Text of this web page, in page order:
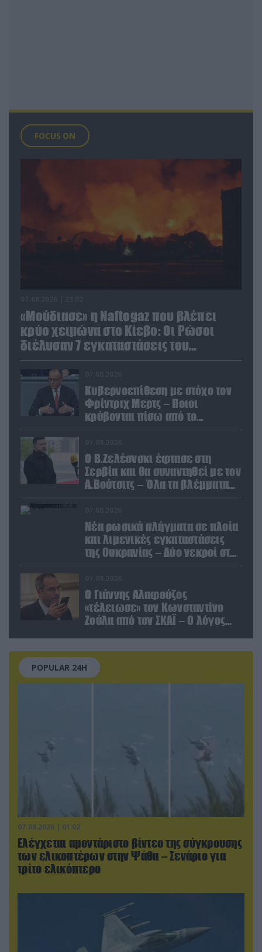
FOCUS ON
«Μούδιασε» η Naftogaz που βλέπει
κρύο χειμώνα στο Κίεβο: Οι Ρώσοι
διέλυσαν 7 εγκαταστάσεις του
ουκρανικού κολοσσού!
Κυβερνοεπίθεση με στόχο τον
Φρίντριχ Μερτς – Ποιοι
κρύβονται πίσω από το
παραποιημένο βίντεο
Ο Β.Ζελέσνσκι έφτασε στη
Σερβία και θα συναντηθεί με τον
Α.Βούτσιτς – Όλα τα βλέμματα
στις σχέσεις με τη Ρωσία
Νέα ρωσικά πλήγματα σε πλοία
και λιμενικές εγκαταστάσεις
της Ουκρανίας – Δύο νεκροί στην
Κριμαία
Ο Γιάννης Αλαφούζος
«τέλειωσε» τον Κωνσταντίνο
Ζούλα από τον ΣΚΑΪ – Ο λόγος
POPULAR 24H
07.08.2026 | 01:02
Ελέγχεται αμοντάριστο βίντεο της σύγκρουσης
των ελικοπτέρων στην Ψάθα – Σενάριο για
τρίτο ελικόπτερο